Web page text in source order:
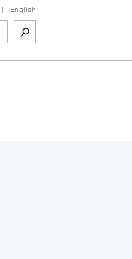
English